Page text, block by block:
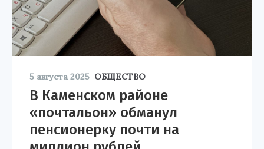
5 августа 2025 ОБЩЕСТВО
В Каменском районе
«почтальон» обманул
пенсионерку почти на